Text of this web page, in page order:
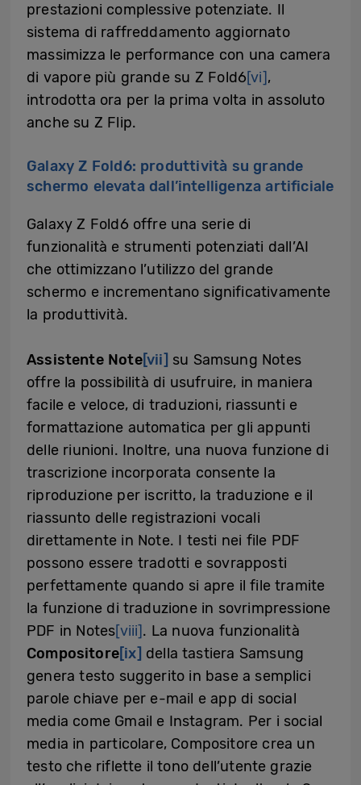
prestazioni complessive potenziate. Il
sistema di raffreddamento aggiornato
massimizza le performance con una camera
di vapore più grande su Z Fold6[vi],
introdotta ora per la prima volta in assoluto
anche su Z Flip.
Galaxy Z Fold6: produttività su grande
schermo elevata dall’intelligenza artificiale
Galaxy Z Fold6 offre una serie di
funzionalità e strumenti potenziati dall’AI
che ottimizzano l’utilizzo del grande
schermo e incrementano significativamente
la produttività.
Assistente Note[vii] su Samsung Notes
offre la possibilità di usufruire, in maniera
facile e veloce, di traduzioni, riassunti e
formattazione automatica per gli appunti
delle riunioni. Inoltre, una nuova funzione di
trascrizione incorporata consente la
riproduzione per iscritto, la traduzione e il
riassunto delle registrazioni vocali
direttamente in Note. I testi nei file PDF
possono essere tradotti e sovrapposti
perfettamente quando si apre il file tramite
la funzione di traduzione in sovrimpressione
PDF in Notes[viii]. La nuova funzionalità
Compositore[ix] della tastiera Samsung
genera testo suggerito in base a semplici
parole chiave per e-mail e app di social
media come Gmail e Instagram. Per i social
media in particolare, Compositore crea un
testo che riflette il tono dell’utente grazie